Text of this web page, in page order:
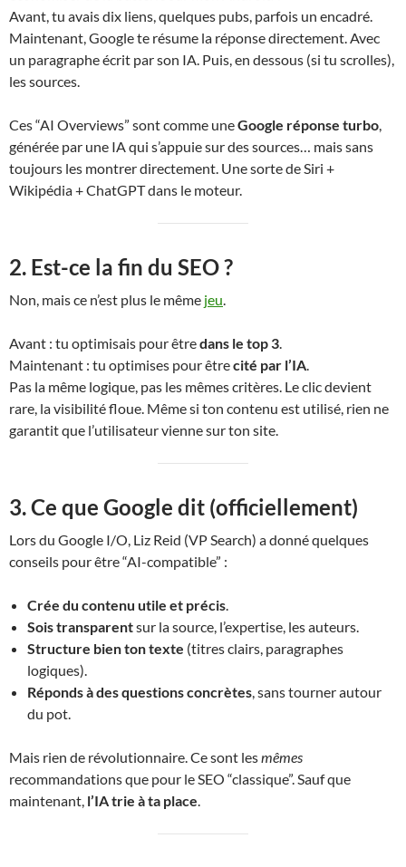
Avant, tu avais dix liens, quelques pubs, parfois un encadré.
Maintenant, Google te résume la réponse directement. Avec
un paragraphe écrit par son IA. Puis, en dessous (si tu scrolles),
les sources.
Ces “AI Overviews” sont comme uneGoogle réponse turbo,
générée par une IA qui s’appuie sur des sources… mais sans
toujours les montrer directement. Une sorte de Siri +
Wikipédia + ChatGPT dans le moteur.
2. Est-ce la fin du SEO ?
Non, mais ce n’est plus le même jeu.
Avant : tu optimisais pour êtredans le top 3.
Maintenant : tu optimises pour êtrecité par l’IA.
Pas la même logique, pas les mêmes critères. Le clic devient
rare, la visibilité floue. Même si ton contenu est utilisé, rien ne
garantit que l’utilisateur vienne sur ton site.
3. Ce que Google dit (officiellement)
Lors du Google I/O, Liz Reid (VP Search) a donné quelques
conseils pour être “AI-compatible” :
Crée du contenu utile et précis.
Sois transparentsur la source, l’expertise, les auteurs.
Structure bien ton texte (titres clairs, paragraphes
logiques).
Réponds à des questions concrètes, sans tourner autour
du pot.
Mais rien de révolutionnaire. Ce sont lesmêmes
recommandations que pour le SEO “classique”. Sauf que
maintenant, l’IA trie à ta place.